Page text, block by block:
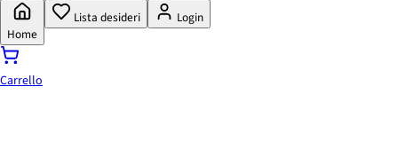
Home
Lista desideri Login
Carrello